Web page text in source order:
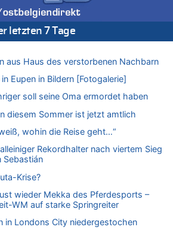
– Untersuchung von Vias
Hugo Egon Bernhard von Sinnen zu
Krise?
soll seine Oma ermordet haben
Ermitler zu
wohin die Reise geht…“
Detlef zu
zwei von drei Autofahrern das
– Untersuchung von Vias
Mungo zu
besserwisser zu
€
letzten 7 Tage
aus Haus des verstorbenen Nachbarn
Eupen in Bildern [Fotogalerie]
soll seine Oma ermordet haben
diesem Sommer ist jetzt amtlich
wohin die Reise geht…“
Rekordhalter nach viertem Sieg
Sebastián
Krise?
wieder Mekka des Pferdesports –
WM auf starke Springreiter
in Londons City niedergestochen